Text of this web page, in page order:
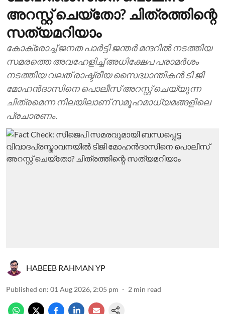
അറസ്റ്റ് ചെയ്തോ? ചിത്രത്തിന്റെ
സത്യമറിയാം
കോക്രോച്ച് ജനത പാര്‍ട്ടി ജന്തര്‍ മന്ദറില്‍ നടത്തിയ
സമരത്തെ അവഹേളിച്ച് അധിക്ഷേപ പരാമര്‍ശം
നടത്തിയ വലത് രാഷ്ട്രീയ സൈദ്ധാന്തികന്‍ ടി ജി
മോഹന്‍ദാസിനെ പൊലീസ് അറസ്റ്റ് ചെയ്യുന്ന
ചിത്രമെന്ന നിലയിലാണ് സമൂഹമാധ്യമങ്ങളിലെ
പ്രചാരണം.
HABEEB RAHMAN YP
Published on: 01 Aug 2026, 2:05 pm 2 min read